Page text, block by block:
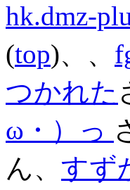
hk.dmz-
(top)、、
つかれた
ω・）っ
ん、 すず